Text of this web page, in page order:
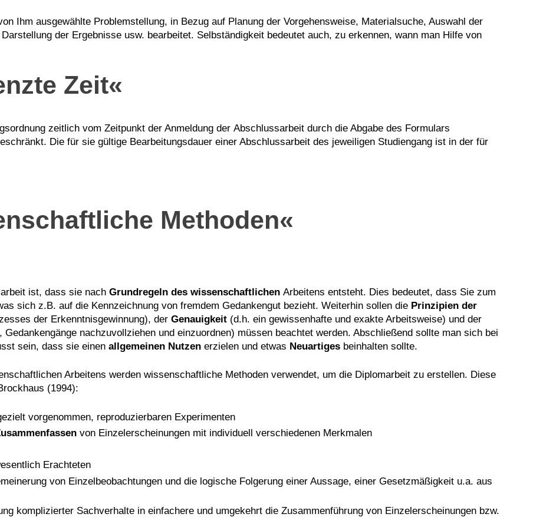
Ihm ausgewählte Problemstellung, in Bezug auf Planung der Vorgehensweise, Materialsuche, Auswahl der
der Ergebnisse usw. bearbeitet. Selbständigkeit bedeutet auch, zu erkennen, wann man Hilfe von
Zeit«
zeitlich vom Zeitpunkt der Anmeldung der Abschlussarbeit durch die Abgabe des Formulars
Die für sie gültige Bearbeitungsdauer einer Abschlussarbeit des jeweiligen Studiengang ist in der für
Methoden«
ist, dass sie nach Grundregeln des wissenschaftlichen Arbeitens entsteht. Dies bedeutet, dass Sie zum
sich z.B. auf die Kennzeichnung von fremdem Gedankengut bezieht. Weiterhin sollen die Prinzipien der
der Erkenntnisgewinnung), der Genauigkeit (d.h. ein gewissenhafte und exakte Arbeitsweise) und der
Gedankengänge nachzuvollziehen und einzuordnen) müssen beachtet werden. Abschließend sollte man sich bei
sein, dass sie einen allgemeinen Nutzen erzielen und etwas Neuartiges beinhalten sollte.
Arbeitens werden wissenschaftliche Methoden verwendet, um die Diplomarbeit zu erstellen. Diese
(1994):
vorgenommen, reproduzierbaren Experimenten
von Einzelerscheinungen mit individuell verschiedenen Merkmalen
Erachteten
von Einzelbeobachtungen und die logische Folgerung einer Aussage, einer Gesetzmäßigkeit u.a. aus
komplizierter Sachverhalte in einfachere und umgekehrt die Zusammenführung von Einzelerscheinungen bzw.